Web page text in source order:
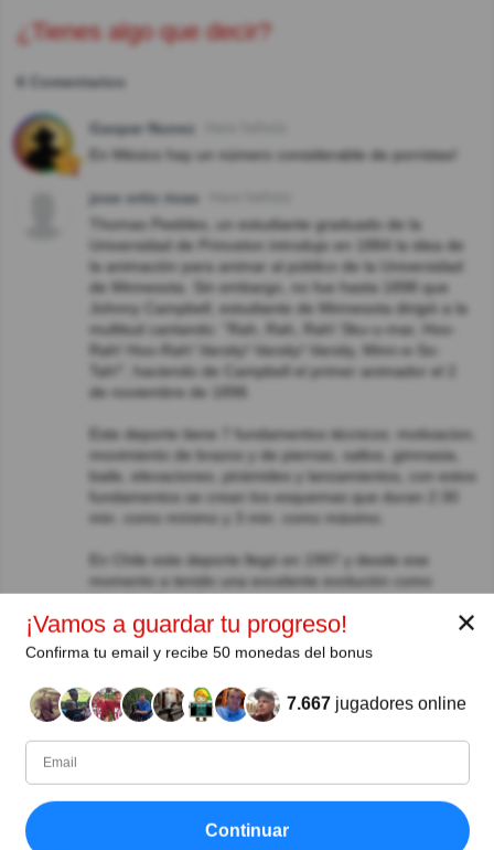
¿Tienes algo que decir?
6 Comentarios
Gaspar Nunez
En México hay un número considerable de porristas!
jose ortiz rivas
Thomas Peebles, un estudiante graduado de la
Universidad de Princeton introdujo en 1884 la idea de
la animación para animar al público de la Universidad
de Minnesota. Sin embargo, no fue hasta 1898 que
Johnny Campbell, estudiante de Minnesota dirigió a la
multitud cantando: "Rah, Rah, Rah! Sku-u-mar, Hoo-
Rah! Hoo-Rah! Varsity! Varsity! Varsity, Minn-e-So-
Tah!", haciendo de Campbell el primer animador el 2
de noviembre de 1898.
Este deporte tiene 7 fundamentos técnicos: motivacion,
movimiento de brazos y de piernas, saltos, gimnasia,
baile, elevaciones, pirámides y lanzamientos, con estos
fundamentos se crean los esquemas que duran 2:30
min. como mínimo y 3 min. como máximo.
En Chile este deporte llegó en 1997 y desde ese
momento a tenido una excelente evolución como
Carlos Ruiz Hace 5año(s)
Interesante información. Saludos
Angel Palacios Zea Hace 5año(s)
Por acá no se conocen.¿Una lástima, no?
✕
¡Vamos a guardar tu progreso!
Confirma tu email y recibe 50 monedas del bonus
7.667 jugadores online
Continuar